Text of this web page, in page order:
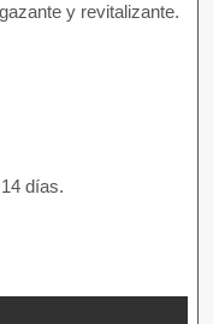
y revitalizante.
días.